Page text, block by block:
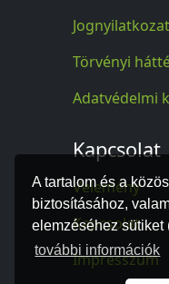
A tartalom és a
biztosításához,
elemzéséhez sütiket
további információk
Jognyilatkozat
Törvényi
Adatvédelmi
Kapcsolat
Vélemény
Kapcsolat
Impresszum